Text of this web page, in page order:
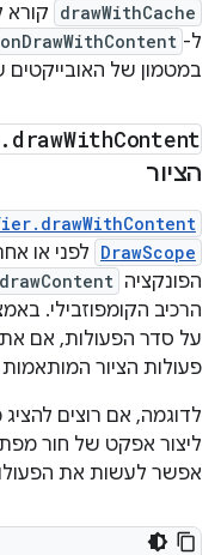
drawWithCache קורא
ל- onDrawWithContent
במטמון של האובייקטים
. drawWithContent
הציור
DrawScope לפני או
הפונקציה drawContent
הרכיב הקומפוזבילי.
על סדר הפעולות, אם אתם
פעולות הציור
לדוגמה, אם רוצים
ליצור אפקט של חור
אפשר לעשות את